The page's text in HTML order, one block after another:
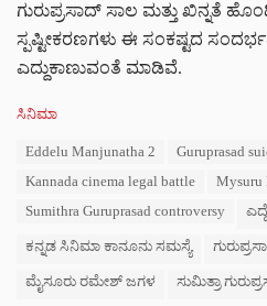
ಗುರುಪ್ರಸಾದ್ ಸಾಲ ಮತ್ತು ಖಿನ್ನತೆ
ಸ್ಪಷ್ಟೀಕರಣಗಳು ಈ ಸಂಕಷ್ಟದ
ಎದ್ದುಕಾಣುವಂತೆ ಮಾಡಿವೆ.
C
ಸಿನಿಮಾ
Eddelu Manjunatha 2
Guruprasad
Kannada cinema legal battle
Mysuru
Sumithra Guruprasad controversy
ಕನ್ನಡ ಸಿನಿಮಾ ಕಾನೂನು ಸಮಸ್ಯೆ
ಮೈಸೂರು ರಮೇಶ್ ಜಗಳ ಸುಮಿತ್ರಾ